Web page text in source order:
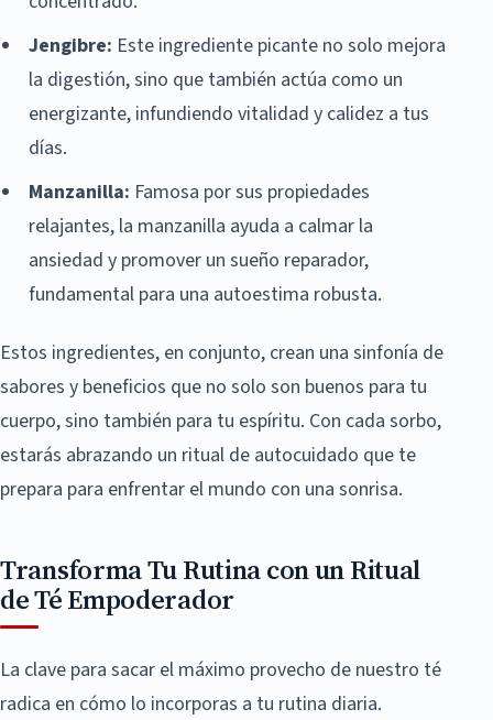
Jengibre: Este ingrediente picante no solo mejora
la digestión, sino que también actúa como un
energizante, infundiendo vitalidad y calidez a tus
días.
Manzanilla: Famosa por sus propiedades
relajantes, la manzanilla ayuda a calmar la
ansiedad y promover un sueño reparador,
fundamental para una autoestima robusta.
Estos ingredientes, en conjunto, crean una sinfonía de
sabores y beneficios que no solo son buenos para tu
cuerpo, sino también para tu espíritu. Con cada sorbo,
estarás abrazando un ritual de autocuidado que te
prepara para enfrentar el mundo con una sonrisa.
Transforma Tu Rutina con un Ritual
de Té Empoderador
La clave para sacar el máximo provecho de nuestro té
radica en cómo lo incorporas a tu rutina diaria.